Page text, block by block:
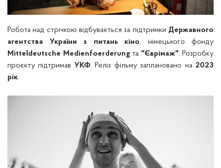
Робота над стрічкою відбувається за підтримки Державного
агентства України з питань кіно, німецького фонду
Mitteldeutsche Medienfoerderung та "Єврімаж". Розробку
проєкту підтримав УКФ. Реліз фільму заплановано на 2023
рік.